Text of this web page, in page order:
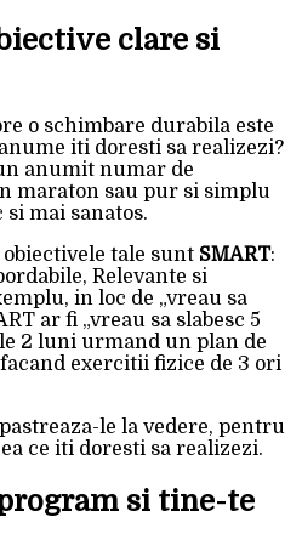
clare si
o schimbare durabila este
iti doresti sa realizezi?
anumit numar de
maraton sau pur si simplu
mai sanatos.
tale sunt SMART:
Relevante si
in loc de „vreau sa
ar fi „vreau sa slabesc 5
2 luni urmand un plan de
exercitii fizice de 3 ori
le la vedere, pentru
ce iti doresti sa realizezi.
si tine-te